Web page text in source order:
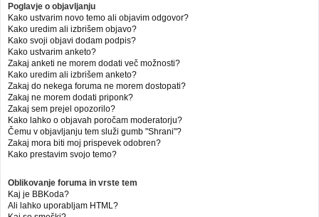
Poglavje o objavljanju
Kako ustvarim novo temo ali objavim odgovor?
Kako uredim ali izbrišem objavo?
Kako svoji objavi dodam podpis?
Kako ustvarim anketo?
Zakaj anketi ne morem dodati več možnosti?
Kako uredim ali izbrišem anketo?
Zakaj do nekega foruma ne morem dostopati?
Zakaj ne morem dodati priponk?
Zakaj sem prejel opozorilo?
Kako lahko o objavah poročam moderatorju?
Čemu v objavljanju tem služi gumb "Shrani"?
Zakaj mora biti moj prispevek odobren?
Kako prestavim svojo temo?
Oblikovanje foruma in vrste tem
Kaj je BBKoda?
Ali lahko uporabljam HTML?